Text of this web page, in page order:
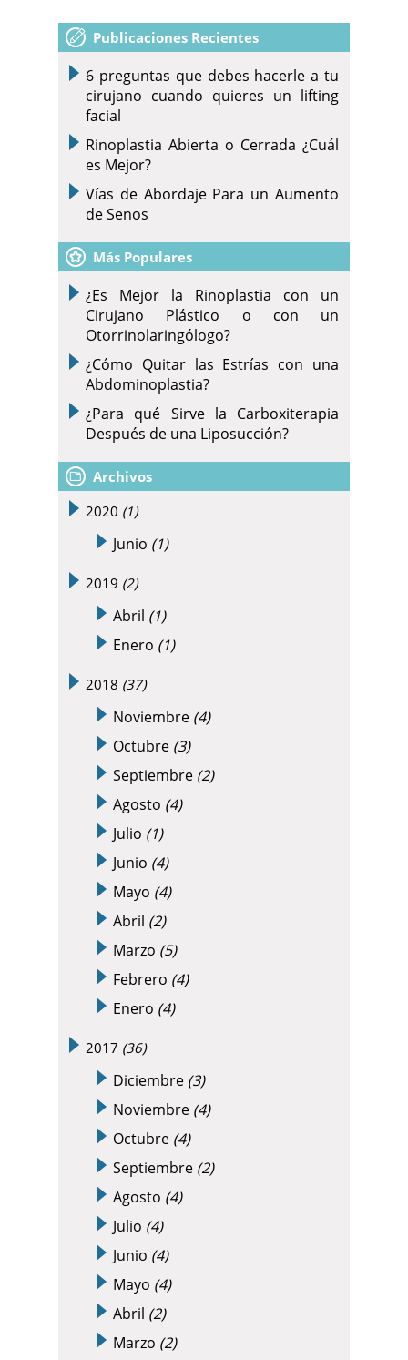
Publicaciones Recientes
6 preguntas que debes hacerle a tu
cirujano cuando quieres un lifting
facial
Rinoplastia Abierta o Cerrada ¿Cuál
es Mejor?
Vías de Abordaje Para un Aumento
de Senos
Más Populares
¿Es Mejor la Rinoplastia con un
Cirujano Plástico o con un
Otorrinolaringólogo?
¿Cómo Quitar las Estrías con una
Abdominoplastia?
¿Para qué Sirve la Carboxiterapia
Después de una Liposucción?
Archivos
2020 (1)
Junio (1)
2019 (2)
Abril (1)
Enero (1)
2018 (37)
Noviembre (4)
Octubre (3)
Septiembre (2)
Agosto (4)
Julio (1)
Junio (4)
Mayo (4)
Abril (2)
Marzo (5)
Febrero (4)
Enero (4)
2017 (36)
Diciembre (3)
Noviembre (4)
Octubre (4)
Septiembre (2)
Agosto (4)
Julio (4)
Junio (4)
Mayo (4)
Abril (2)
Marzo (2)